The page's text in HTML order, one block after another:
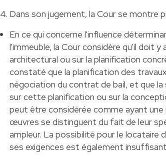
4. Dans son jugement, la Cour se montre
En ce qui concerne l'influence
l'immeuble, la Cour considère qu'il doit
architectural ou sur la planification
constaté que la planification des
négociation du contrat de bail, et que
sur cette planification ou sur la
peut être considérée comme ayant
œuvres se distinguent du fait de leur
ampleur. La possibilité pour le locataire
ses exigences est également